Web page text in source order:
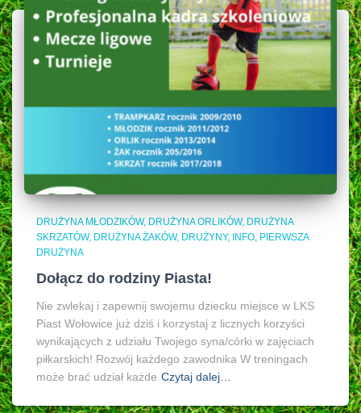
DRUŻYNA MŁODZIKÓW DRUŻYNA ORLIKÓW DRUŻYNA
SKRZATÓW DRUŻYNA ŻAKÓW DRUŻYNY INFO PIERWSZA
DRUŻYNA
Dołącz do rodziny Piasta!
Nie zwlekaj i zapewnij swojemu dziecku miejsce w LKS
Piast Wołowice już dziś i korzystaj z licznych korzyści
wynikających z udziału Twojego syna/córki w zajęciach
piłkarskich! Rozwój każdego zawodnika W treningach
może brać udział każde Czytaj dalej…